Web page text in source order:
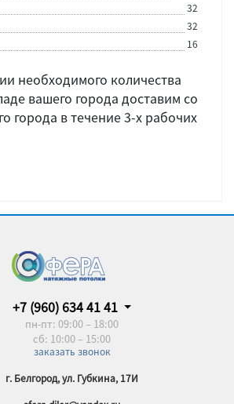
32
32
16
необходимого количества
вашего города доставим со
города в течение 3-х рабочих
+7 (960) 634 41 41
пн-пт: 09:00 – 18:00
сб: 10:00 – 15:00
заказать звонок
г. Белгород, ул. Губкина, 17И